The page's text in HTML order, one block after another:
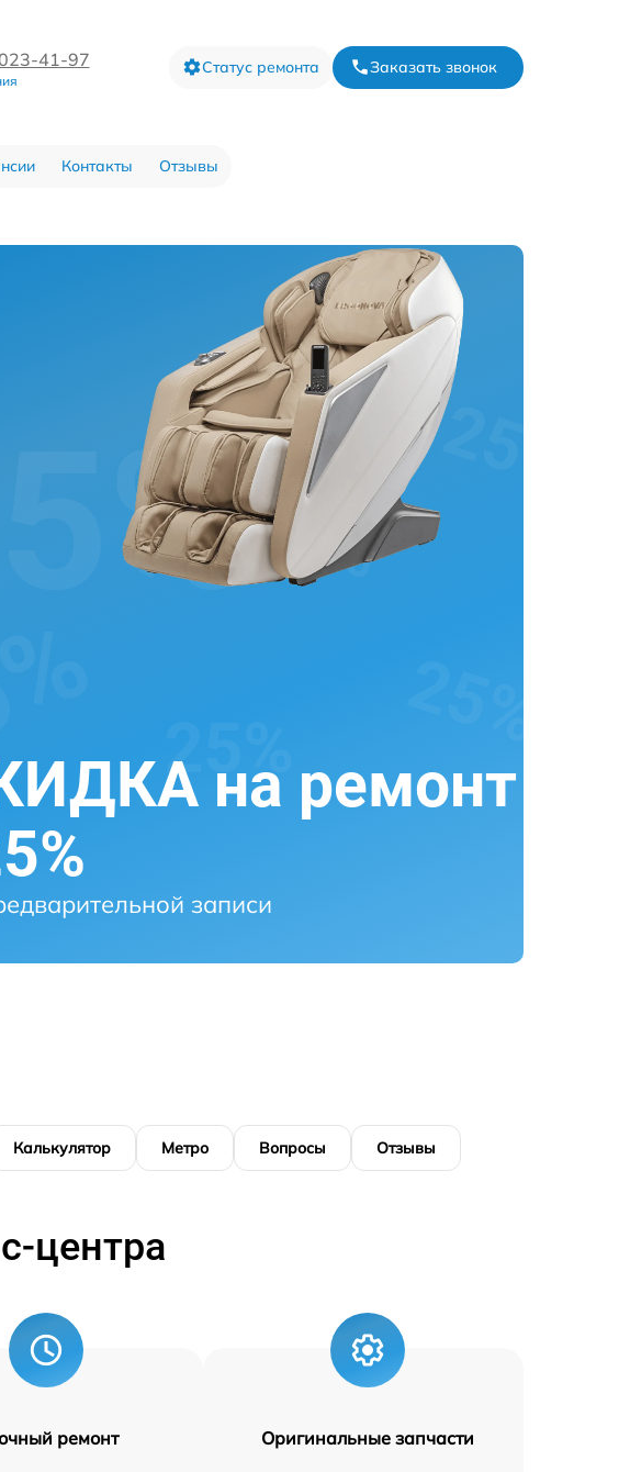
41-97 Статус ремонта Заказать звонок
Контакты Отзывы
на ремонт
записи
Калькулятор Метро Вопросы Отзывы
центра
ремонт Оригинальные запчасти